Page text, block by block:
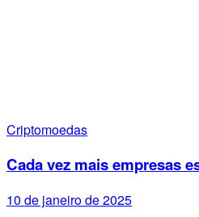
Criptomoedas
Cada vez mais empresas
10 de janeiro de 2025